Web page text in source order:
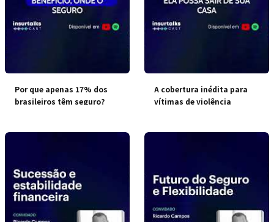
Por que apenas 17% dos
brasileiros têm seguro?
A cobertura inédita para
vítimas de violência